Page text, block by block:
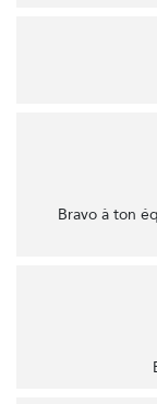
Bravo à ton